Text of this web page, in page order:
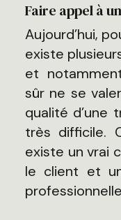
Faire appel à
Aujourd’hui,
existe
et
sûr ne se
qualité d’une
très difficile.
existe un vrai
le client et